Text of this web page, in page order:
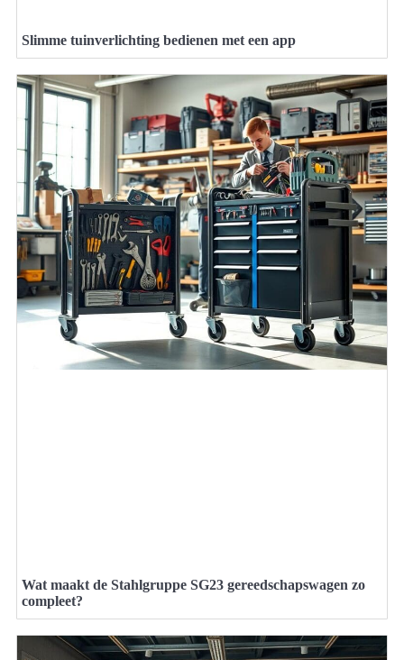
Slimme tuinverlichting bedienen met een app
Wat maakt de Stahlgruppe SG23 gereedschapswagen zo
compleet?